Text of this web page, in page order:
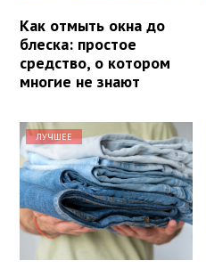
Как отмыть окна до
блеска: простое
средство, о котором
многие не знают
ЛУЧШЕЕ